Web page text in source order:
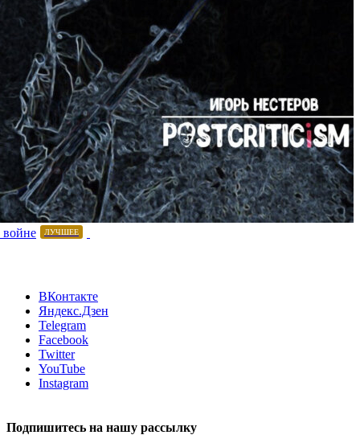
ЛУЧШЕЕ
ВКонтакте
Яндекс.Дзен
Telegram
Facebook
Twitter
YouTube
Instagram
Подпишитесь на нашу рассылку